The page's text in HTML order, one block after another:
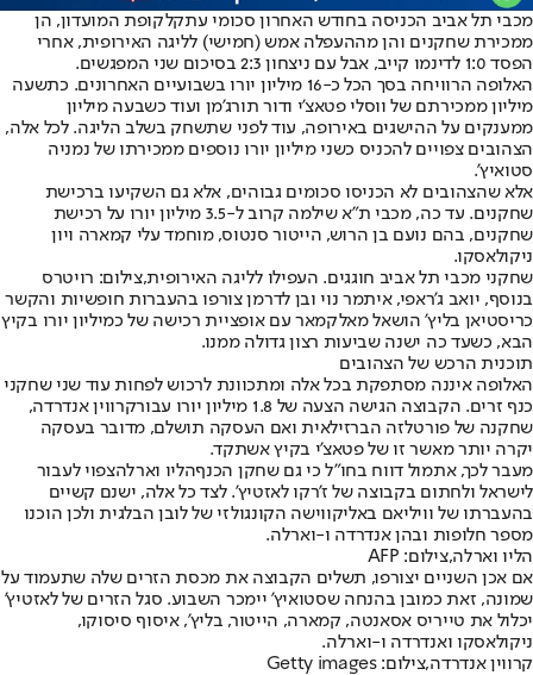
מכבי תל אביב הכניסה בחודש האחרון סכומי עתקלקופת המועדון, הן
ממכירת שחקנים והן מההעפלה אמש (חמישי) לליגה האירופית, אחרי
הפסד 1:0 לדינמו קייב, אבל עם ניצחון 2:3 בסיכום שני המפגשים.
האלופה הרוויחה בסך הכל כ-16 מיליון יורו בשבועיים האחרונים. כתשעה
מיליון ממכירתם של ווסלי פטאצ'י ודור תורג'מן ועוד כשבעה מיליון
ממענקים על ההישגים באירופה, עוד לפני שתשחק בשלב הליגה. לכל אלה,
הצהובים צפויים להכניס כשני מיליון יורו נוספים ממכירתו של נמניה
סטואיץ'.
אלא שהצהובים לא הכניסו סכומים גבוהים, אלא גם השקיעו ברכישת
שחקנים. עד כה, מכבי ת"א שילמה קרוב ל-3.5 מיליון יורו על רכישת
שחקנים, בהם נועם בן הרוש, הייטור סנטוס, מוחמד עלי קמארה ויון
ניקולאסקו.
שחקני מכבי תל אביב חוגגים. העפילו לליגה האירופית,צילום: רויטרס
בנוסף, יואב ג'ראפי, איתמר נוי ובן לדרמן צורפו בהעברות חופשיות והקשר
כריסטיאן בליץ' הושאל מאלקמאר עם אופציית רכישה של כמיליון יורו בקיץ
הבא, כשעד כה ישנה שביעות רצון גדולה ממנו.
תוכנית הרכש של הצהובים
האלופה איננה מסתפקת בכל אלה ומתכוונת לרכוש לפחות עוד שני שחקני
כנף זרים. הקבוצה הגישה הצעה של 1.8 מיליון יורו עבור
קרווין אנדרדה,
שחקנה של פורטלזה הברזילאית ואם העסקה תושלם, מדובר בעסקה
יקרה יותר מאשר זו של פטאצ'י בקיץ אשתקד.
מעבר לכך, אתמול דווח בחו"ל כי גם שחקן הכנףהליו וארלהצפוי לעבור
לישראל ולחתום בקבוצה של ז'רקו לאזטיץ'. לצד כל אלה, ישנם קשיים
בהעברתו של וויליאם באליקווישה הקונגולזי של לובן הבלגית ולכן הוכנו
מספר חלופות ובהן אנדרדה ו-וארלה.
הליו וארלה,צילום: AFP
אם אכן השניים יצורפו, תשלים הקבוצה את מכסת הזרים שלה שתעמוד על
שמונה, זאת כמובן בהנחה שסטואיץ' יימכר השבוע. סגל הזרים של לאזטיץ'
יכלול את טייריס אסאנטה, קמארה, הייטור, בליץ', איסוף סיסוקו,
ניקולאסקו ואנדרדה ו-וארלה.
קרווין אנדרדה,צילום: Getty images